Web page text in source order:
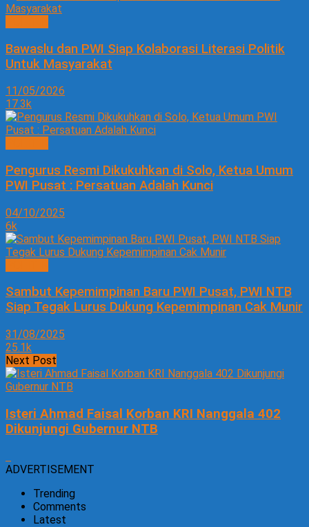
Bawaslu dan PWI Siap Kolaborasi Literasi Politik
Untuk Masyarakat
11/05/2026
17.3k
Pengurus Resmi Dikukuhkan di Solo, Ketua Umum
PWI Pusat : Persatuan Adalah Kunci
04/10/2025
6k
Sambut Kepemimpinan Baru PWI Pusat, PWI NTB
Siap Tegak Lurus Dukung Kepemimpinan Cak Munir
31/08/2025
25.1k
Next Post
Isteri Ahmad Faisal Korban KRI Nanggala 402
Dikunjungi Gubernur NTB
ADVERTISEMENT
Trending
Comments
Latest